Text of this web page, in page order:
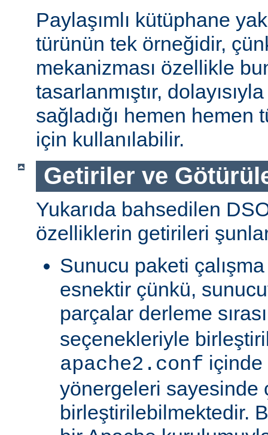
Paylaşımlı kütüphane
türünün tek örneğidir,
mekanizması özellikle
tasarlanmıştır,
sağladığı hemen hemen
için kullanılabilir.
Getiriler ve
Yukarıda bahsedilen
özelliklerin getirileri
Sunucu paketi
esnektir çünkü,
parçalar derleme
seçenekleriyle
apache2.conf içinde
yönergeleri sayesinde
birleştirilebilmektedir.